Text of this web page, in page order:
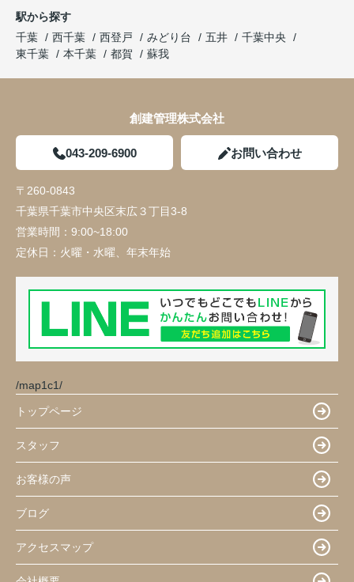
駅から探す
千葉
西千葉 西登戸 みどり台 五井
千葉中央
東千葉
本千葉 都賀 蘇我
創建管理株式会社
043-209-6900 お問い合わせ
〒260-0843
千葉県千葉市中央区末広３丁目3-8
営業時間： 9:00~18:00
定休日： 火曜・水曜、年末年始
/map1c1/
トップページ
スタッフ
お客様の声
ブログ
アクセスマップ